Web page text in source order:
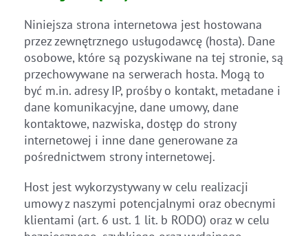
Niniejsza strona internetowa jest hostowana
przez zewnętrznego usługodawcę (hosta). Dane
osobowe, które są pozyskiwane na tej stronie, są
przechowywane na serwerach hosta. Mogą to
być m.in. adresy IP, prośby o kontakt, metadane i
dane komunikacyjne, dane umowy, dane
kontaktowe, nazwiska, dostęp do strony
internetowej i inne dane generowane za
pośrednictwem strony internetowej.
Host jest wykorzystywany w celu realizacji
umowy z naszymi potencjalnymi oraz obecnymi
klientami (art. 6 ust. 1 lit. b RODO) oraz w celu